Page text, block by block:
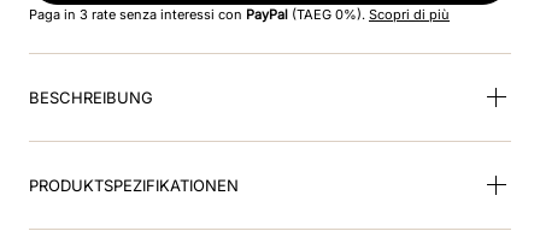
9.helm
10.smart nova polo star
Paga in 3 rate senza interessi con PayPal (TAEG 0%). Scopri di più
BESCHREIBUNG
PRODUKTSPEZIFIKATIONEN